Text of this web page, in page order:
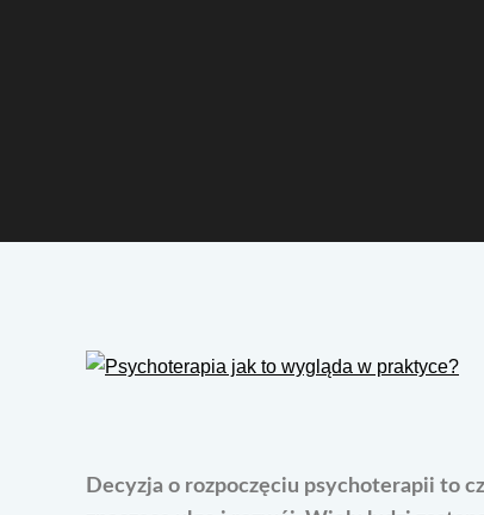
Decyzja o rozpoczęciu psychoterapii to